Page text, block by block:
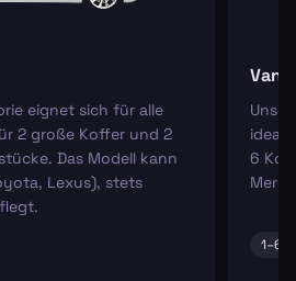
eignet sich für alle
2 große Koffer und 2
Das Modell kann
Lexus), stets
Van
ideal
6
1–6